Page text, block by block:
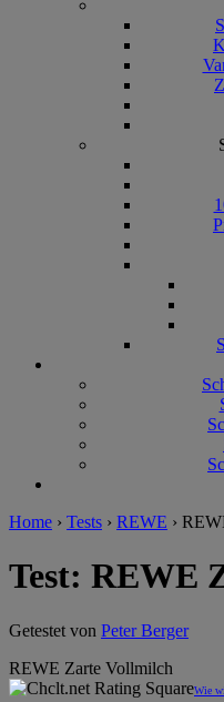
Home › Tests › REWE ›
Test: REWE
Getestet von Peter Berger
REWE Zarte Vollmilch
Wie